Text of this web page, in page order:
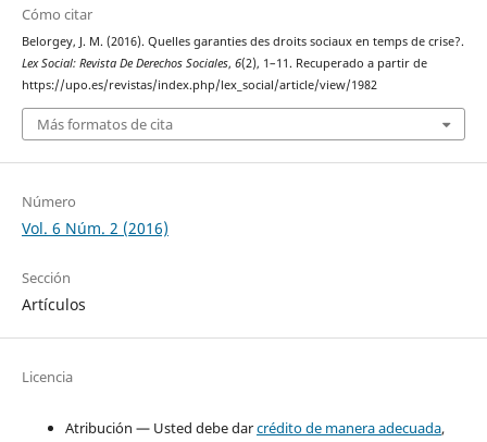
Cómo citar
Belorgey, J. M. (2016). Quelles garanties des droits sociaux en temps de crise?.
Lex Social: Revista De Derechos Sociales, 6(2), 1–11. Recuperado a partir de
https://upo.es/revistas/index.php/lex_social/article/view/1982
Más formatos de cita
Número
Vol. 6 Núm. 2 (2016)
Sección
Artículos
Licencia
Atribución — Usted debe darcrédito de manera adecuada,